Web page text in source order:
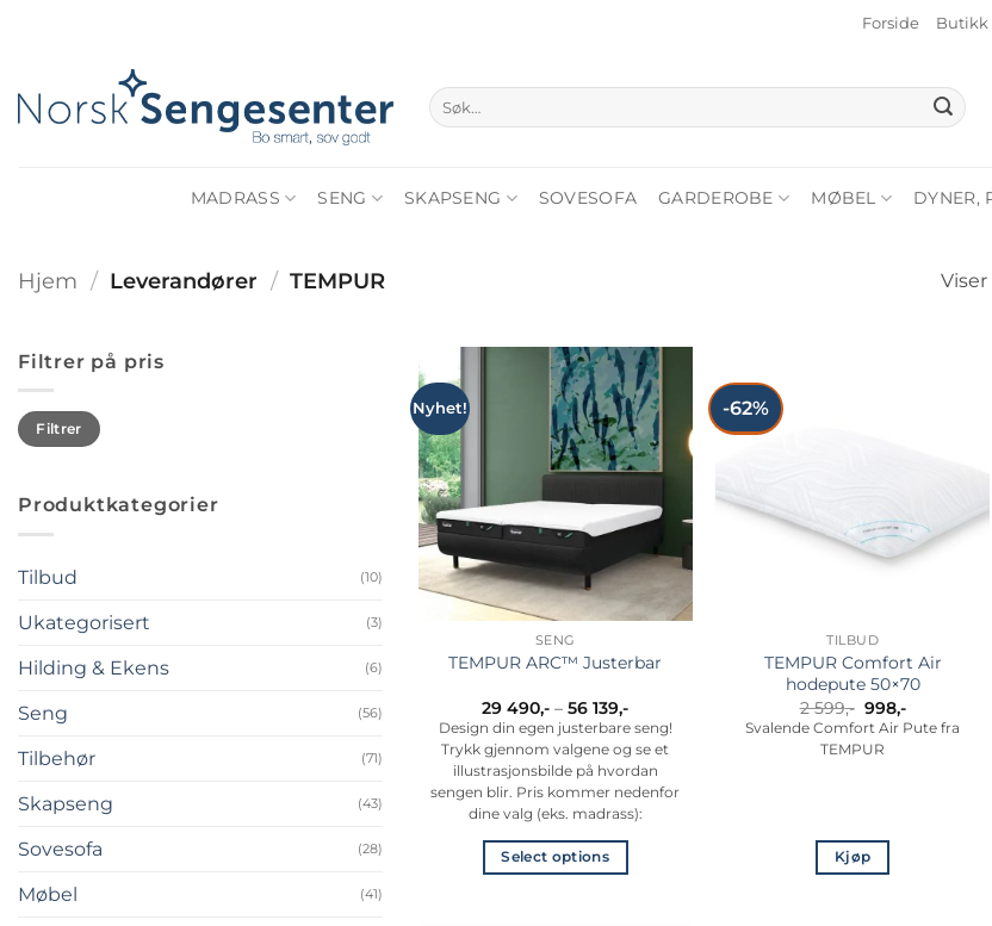
Forside Butikk
Søk
etter:
MADRASS SENG SKAPSENG SOVESOFA GARDEROBE MØBEL DYNER,
Hjem / Leverandører / TEMPUR Viser
Filtrer på pris
Min.
pris
Makspris
Filtrer
Produktkategorier
Tilbud (10)
Ukategorisert (3)
Hilding & Ekens (6)
Seng (56)
Tilbehør (71)
Skapseng (43)
Sovesofa (28)
Møbel (41)
Nyhet!
SENG
TEMPUR ARC™ Justerbar
29 490,- – 56 139,-Prisområde:
29
490,-
til
56
139,-
Design din egen justerbare seng!
Trykk gjennom valgene og se et
illustrasjonsbilde på hvordan
sengen blir. Pris kommer nedenfor
dine valg (eks. madrass):
Select options
-62%
TILBUD
TEMPUR Comfort Air
hodepute 50×70
2 599,- Opprinnelig
pris
var:
2
998,-Nåværende
pris
er:
Svalende Comfort Air Pute fra
TEMPUR
Kjøp